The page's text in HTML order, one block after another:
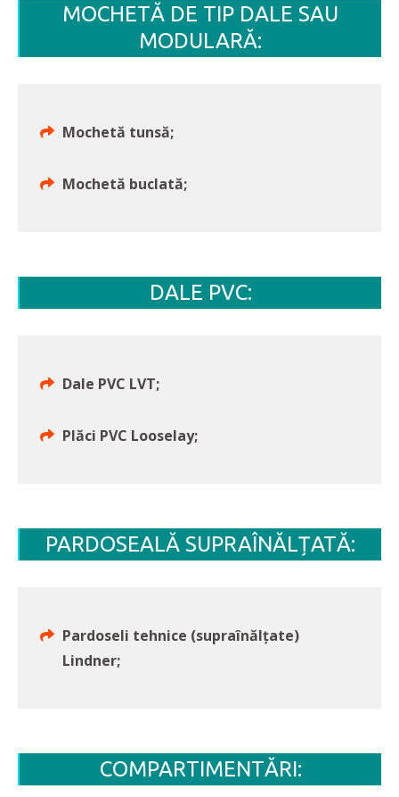
MOCHETĂ DE TIP DALE SAU
MODULARĂ:
Mochetă tunsă;
Mochetă buclată;
DALE PVC:
Dale PVC LVT;
Plăci PVC Looselay;
PARDOSEALĂ SUPRAÎNĂLȚATĂ:
Pardoseli tehnice (supraînălțate)
Lindner;
COMPARTIMENTĂRI: